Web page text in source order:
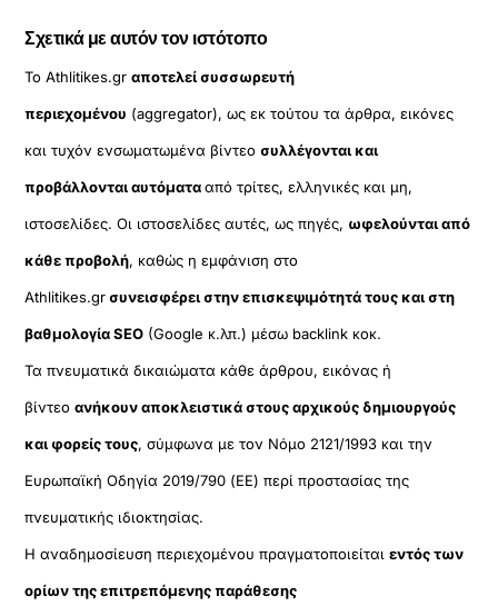
Σχετικά με αυτόν τον ιστότοπο
Το Athlitikes.grαποτελεί συσσωρευτή
περιεχομένου (aggregator), ως εκ τούτου τα άρθρα, εικόνες
και τυχόν ενσωματωμένα βίντεοσυλλέγονται και
προβάλλονται αυτόματααπό τρίτες, ελληνικές και μη,
ιστοσελίδες. Οι ιστοσελίδες αυτές, ως πηγές, ωφελούνται από
κάθε προβολή, καθώς η εμφάνιση στο
Athlitikes.grσυνεισφέρει στην επισκεψιμότητά τους και στη
βαθμολογία SEO (Google κ.λπ.) μέσω backlink κοκ.
Τα πνευματικά δικαιώματα κάθε άρθρου, εικόνας ή
βίντεοανήκουν αποκλειστικά στους αρχικούς δημιουργούς
και φορείς τους, σύμφωνα με τον Νόμο 2121/1993 και την
Ευρωπαϊκή Οδηγία 2019/790 (ΕΕ) περί προστασίας της
πνευματικής ιδιοκτησίας.
Η αναδημοσίευση περιεχομένου πραγματοποιείταιεντός των
ορίων της επιτρεπόμενης παράθεσης